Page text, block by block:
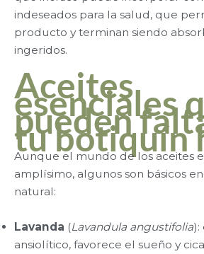
indeseados para la salud, que
producto y terminan siendo
ingeridos.
Aceites
esenciales
pueden
tu botiquín
Aunque el mundo de los aceites
amplísimo, algunos son básicos
natural:
Lavanda (Lavandula angustifolia):
ansiolítico, favorece el sueño y